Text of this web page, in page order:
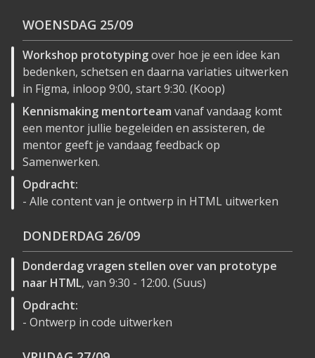
WOENSDAG 25/09
Workshop prototypingover hoe je een idee kan
bedenken, schetsen en daarna variaties uitwerken
in Figma, inloop 9:00, start 9:30. (Koop)
Kennismaking mentorteam vanaf vandaag komt
een mentor jullie begeleiden en assisteren, de
mentor geeft je vandaag feedback op
Samenwerken.
Opdracht:
- Alle content van je ontwerp in HTML uitwerken
DONDERDAG 26/09
Donderdag vragen stellen over van prototype
naar HTML, van 9:30 - 12:00. (Suus)
Opdracht:
- Ontwerp in code uitwerken